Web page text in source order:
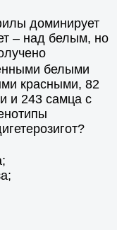
доминирует
– над белым, но
белыми
красными, 82
и 243 самца с